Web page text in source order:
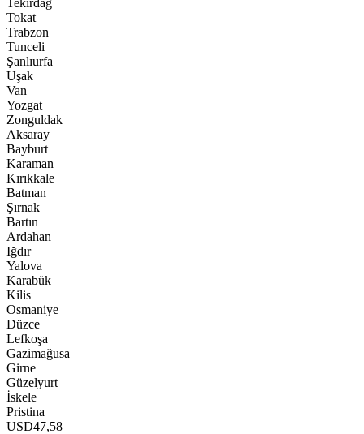
Tekirdağ
Tokat
Trabzon
Tunceli
Şanlıurfa
Uşak
Van
Yozgat
Zonguldak
Aksaray
Bayburt
Karaman
Kırıkkale
Batman
Şırnak
Bartın
Ardahan
Iğdır
Yalova
Karabük
Kilis
Osmaniye
Düzce
Lefkoşa
Gazimağusa
Girne
Güzelyurt
İskele
Pristina
USD47,58